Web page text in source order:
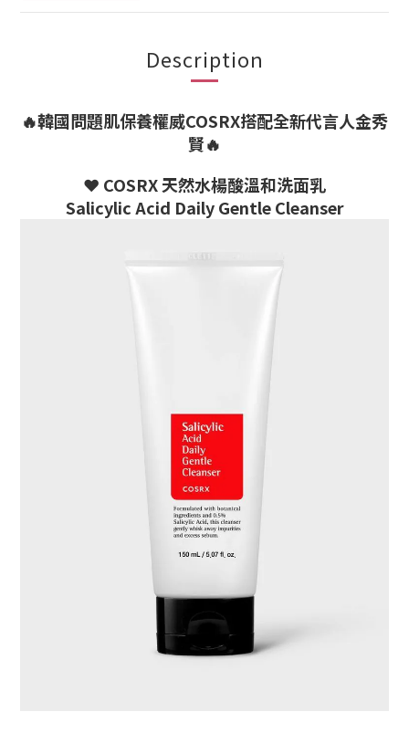
Description
🔥韓國問題肌保養權威COSRX搭配全新代言人金秀
賢🔥
❤️ COSRX 天然水楊酸溫和洗面乳
Salicylic Acid Daily Gentle Cleanser